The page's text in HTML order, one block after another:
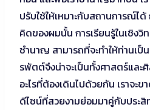
ปรับใช้ให้เหมาะกับสถานการณ์ไ
คิดของผมนั้น การเรียนรู้ในเชิงวิ
ชำนาญ สามารถที่จะทำให้ท่านเ
รพัตต์จึงน่าจะเป็นทั้งศาสตร์และ
อะไรที่ต้องเดินไปด้วยกัน เราจะ
ดีไซน์ที่สวยงามย่อมมาคู่กับประ